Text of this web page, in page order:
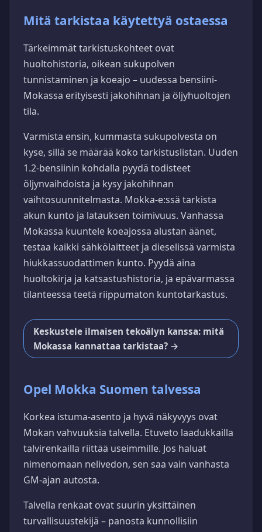
Mitä tarkistaa käytettyä ostaessa
Tärkeimmät tarkistuskohteet ovat
huoltohistoria, oikean sukupolven
tunnistaminen ja koeajo – uudessa bensiini-
Mokassa erityisesti jakohihnan ja öljyhuoltojen
tila.
Varmista ensin, kummasta sukupolvesta on
kyse, sillä se määrää koko tarkistuslistan. Uuden
1.2-bensiinin kohdalla pyydä todisteet
öljynvaihdoista ja kysy jakohihnan
vaihtosuunnitelmasta. Mokka-e:ssä tarkista
akun kunto ja latauksen toimivuus. Vanhassa
Mokassa kuuntele koeajossa alustan äänet,
testaa kaikki sähkölaitteet ja dieselissä varmista
hiukkassuodattimen kunto. Pyydä aina
huoltokirja ja katsastushistoria, ja epävarmassa
tilanteessa teetä riippumaton kuntotarkastus.
Keskustele ilmaisen tekoälyn kanssa: mitä
Mokassa kannattaa tarkistaa? →
Opel Mokka Suomen talvessa
Korkea istuma-asento ja hyvä näkyvyys ovat
Mokan vahvuuksia talvella. Etuveto laadukkailla
talvirenkailla riittää useimmille. Jos haluat
nimenomaan nelivedon, sen saa vain vanhasta
GM-ajan autosta.
Talvella renkaat ovat suurin yksittäinen
turvallisuustekijä – panosta kunnollisiin